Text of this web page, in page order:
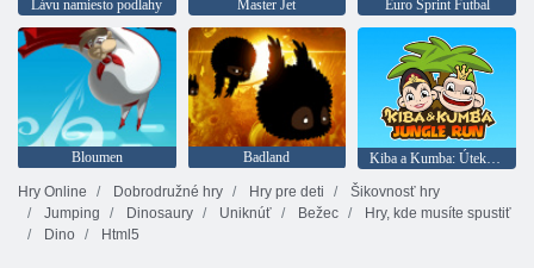
Lávu namiesto podlahy Master Jet Euro Sprint Futbal
Bloumen Badland
Kiba a Kumba: Útek v džungli
Hry Online
Dobrodružné hry Hry pre deti
Šikovnosť hry
Jumping
Dinosaury Uniknúť Bežec
Hry, kde musíte spustiť
Dino
Html5